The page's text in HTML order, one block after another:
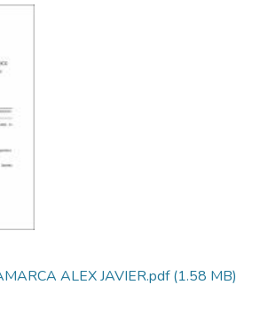
ALEX JAVIER.pdf(1.58 MB)